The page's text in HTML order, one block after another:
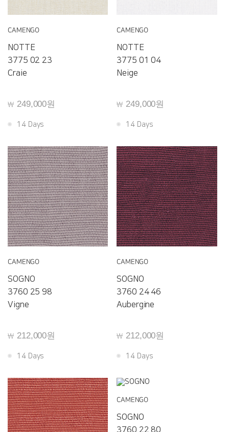
CAMENGO
NOTTE
3775 02 23
Craie
￦ 249,000원
14 Days
CAMENGO
NOTTE
3775 01 04
Neige
￦ 249,000원
14 Days
CAMENGO
SOGNO
3760 25 98
Vigne
￦ 212,000원
14 Days
CAMENGO
SOGNO
3760 24 46
Aubergine
￦ 212,000원
14 Days
CAMENGO
SOGNO